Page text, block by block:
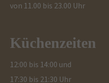
von 11.00 bis 23.00 Uhr
Küchenzeiten
12:00 bis 14:00 und
17:30 bis 21:30 Uhr